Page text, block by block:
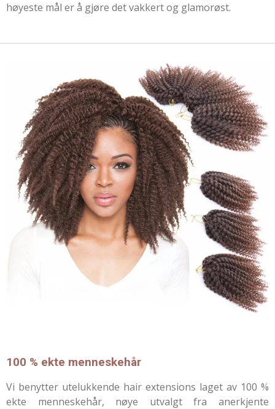
høyeste mål er å gjøre det vakkert og glamorøst.
100 % ekte menneskehår
Vi benytter utelukkende hair extensions laget av 100 %
ekte menneskehår, nøye utvalgt fra anerkjente